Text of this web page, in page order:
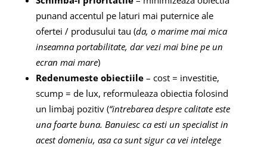
punand accentul pe laturi mai puternice ale
ofertei / produsului tau (da, o marime mai mica
inseamna portabilitate, dar vezi mai bine pe un
ecran mai mare)
Redenumeste obiectiile– cost = investitie,
scump = de lux, reformuleaza obiectia folosind
un limbaj pozitiv (“intrebarea despre calitate este
una foarte buna. Banuiesc ca esti un specialist in
acest domeniu, asa ca sunt sigur ca vei intelege